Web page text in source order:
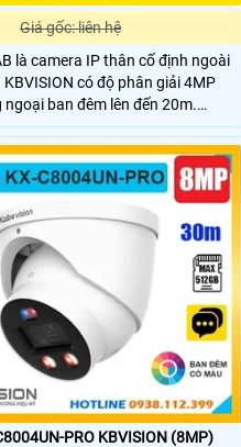
Giá gốc: liên hệ
là camera IP thân cố định ngoài
có độ phân giải 4MP
ban đêm lên đến 20m.
khe cắm thẻ nhớ lên đến 256GB,
nghệ phân biệt người và xe, hỗ
Với thiết kế vỏ kim loại chắc chắn,
nước IP67 camera KX-C4013FN-
rẻ đầy đủ tính năng cho an ninh
PRO KBVISION (8MP)